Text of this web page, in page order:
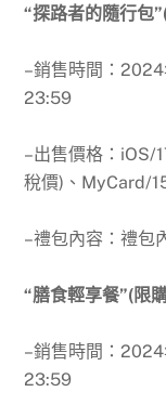
“探路者的隨行包
–銷售時間：2024
23:59
–出售價格：iOS/
稅價)、MyCard/
–禮包內容：禮包
“膳食輕享餐”(限
–銷售時間：2024
23:59